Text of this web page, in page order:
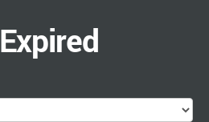
Expired